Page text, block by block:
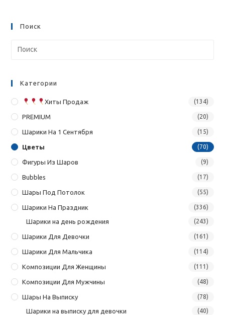
Поиск
Категории
Хиты Продаж (134)
PREMIUM (20)
Шарики На 1 Сентября (15)
Цветы (70)
Фигуры Из Шаров (9)
Bubbles (17)
Шары Под Потолок (55)
Шарики На Праздник (336)
Шарики на день рождения (243)
Шарики Для Девочки (161)
Шарики Для Мальчика (114)
Композиции Для Женщины (111)
Композиции Для Мужчины (48)
Шары На Выписку (78)
Шарики на выписку для девочки (40)